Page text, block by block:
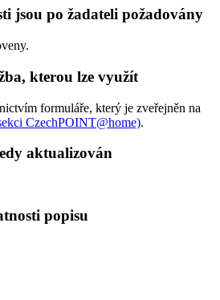
jsou po žadateli požadovány
kterou lze využít
formuláře, který je zveřejněn na
CzechPOINT@home).
aktualizován
popisu